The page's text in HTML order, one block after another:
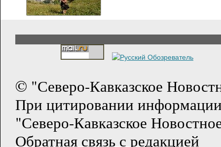
© "Северо-Кавказское
При цитировании
"Северо-Кавказское
Обратная связь с редакцией